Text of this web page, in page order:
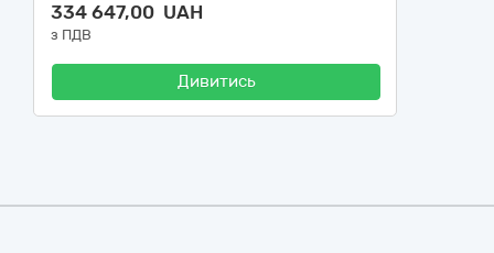
334 647,00 UAH
з ПДВ
Дивитись